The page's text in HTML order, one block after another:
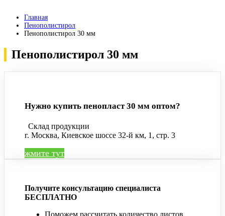
Главная
Пенополистирол
Пенополистирол 30 мм
Пенополистирол 30 мм
Нужно купить пенопласт 30 мм оптом?
Склад продукции
г. Москва, Киевское шоссе 32-й км, 1, стр. 3
жмите тут
Получите консультацию специалиста
БЕСПЛАТНО
Поможем рассчитать количество листов